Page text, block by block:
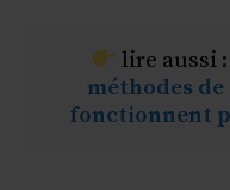
lire aussi :
méthodes
fonctionnent